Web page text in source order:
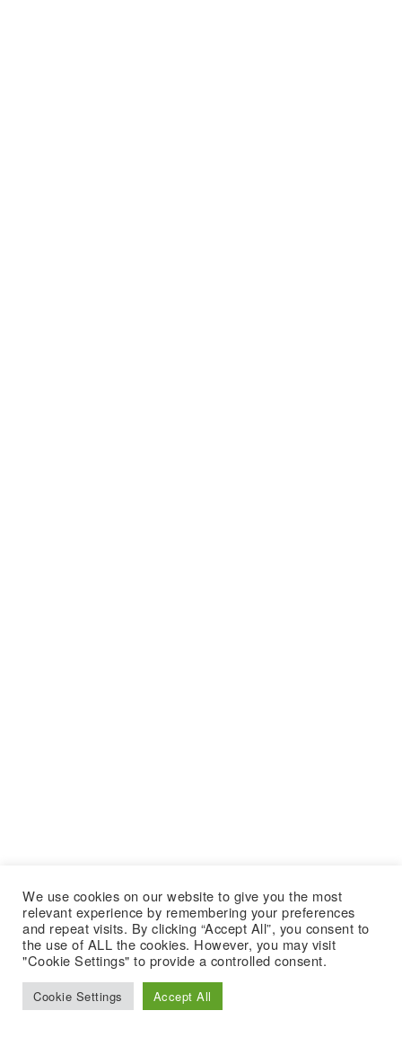
We use cookies on our website to give you the most
relevant experience by remembering your preferences
and repeat visits. By clicking “Accept All”, you consent to
the use of ALL the cookies. However, you may visit
"Cookie Settings" to provide a controlled consent.
Cookie Settings Accept All